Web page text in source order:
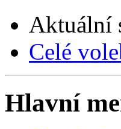
Aktuální
Celé
Hlavní